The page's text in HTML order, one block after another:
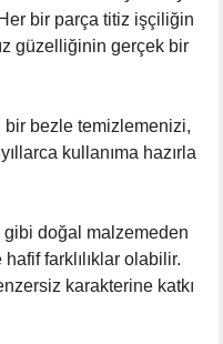
bir parça titiz işçiliğin
güzelliğinin gerçek bir
bir bezle temizlemenizi,
kullanıma hazırla
gibi doğal malzemeden
farklılıklar olabilir.
karakterine katkı